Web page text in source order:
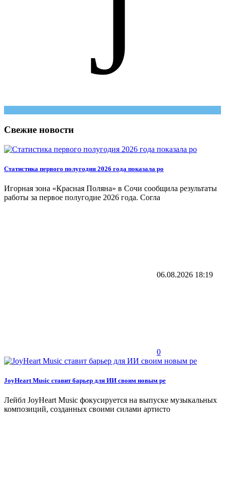
J
Свежие новости
Статистика первого полугодия 2026 года показала ро
Игорная зона «Красная Поляна» в Сочи сообщила результаты
работы за первое полугодие 2026 года. Согла
06.08.2026 18:19
0
JoyHeart Music ставит барьер для ИИ своим новым ре
Лейбл JoyHeart Music фокусируется на выпуске музыкальных
композиций, созданных своими силами артисто